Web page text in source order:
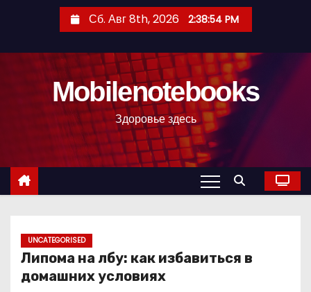
с
Сб. Авг 8th, 2026 2:38:55 PM
Mobilenotebooks
Здоровье здесь
UNCATEGORISED
Липома на лбу: как избавиться в
домашних условиях